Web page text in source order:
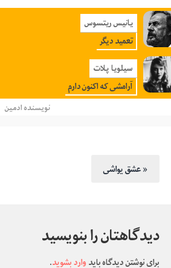
یانیس ریتسوس
تعمید دیگر
سیلویا پلات
ﺁﺭﺍﻣﺸﯽ ﮐﻪ ﺍﮐﻨﻮﻥ ﺩﺍﺭﻡ
نویسندهادمین
عشق یواشی »
دیدگاهتان را بنویسید
برای نوشتن دیدگاه بایدوارد بشوید.